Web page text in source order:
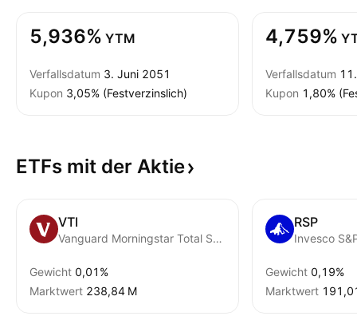
5,936% YTM
Verfallsdatum 3. Juni 2051
Kupon 3,05% (Festverzinslich)
4,759%
Verfallsdatum
Kupon 1,80%
ETFs mit der Aktie
VTI
Vanguard Morningstar Total Stock Market ETF
Gewicht 0,01%
Marktwert ‪238,84 M‬
RSP
Gewicht 0,19%
Marktwert